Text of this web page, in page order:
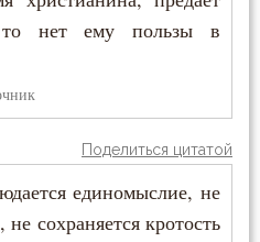
то нет ему пользы в
Поделиться цитатой
единомыслие, не
сохраняется кротость